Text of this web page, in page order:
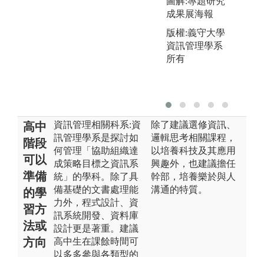
成果展海報
版權:義守大學
資訊管理學系
所有
高中
階段
可以
準備
的學
習方
法或
方向
資訊管理相關科系:資
訊管理學系是探討如
何管理「協助組織達
成策略目標之資訊系
統」的學科。除了具
備基礎的文書處理能
力外，程式設計、資
訊系統開發、資料庫
設計更是著重。建議
高中生在課餘時間可
以多多參與各類型的
除了建議選修資訊、
邏輯思考相關課程，
以培養科技及其應用
興趣外，也建議擔任
幹部，培養樂於與人
溝通的特質。